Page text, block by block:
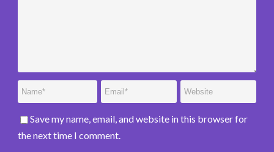
Save my name, email, and website in this browser for
the next time I comment.